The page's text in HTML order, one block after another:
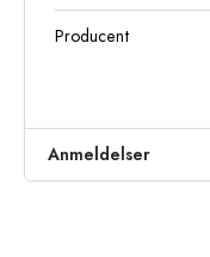
Producent
Anmeldelser